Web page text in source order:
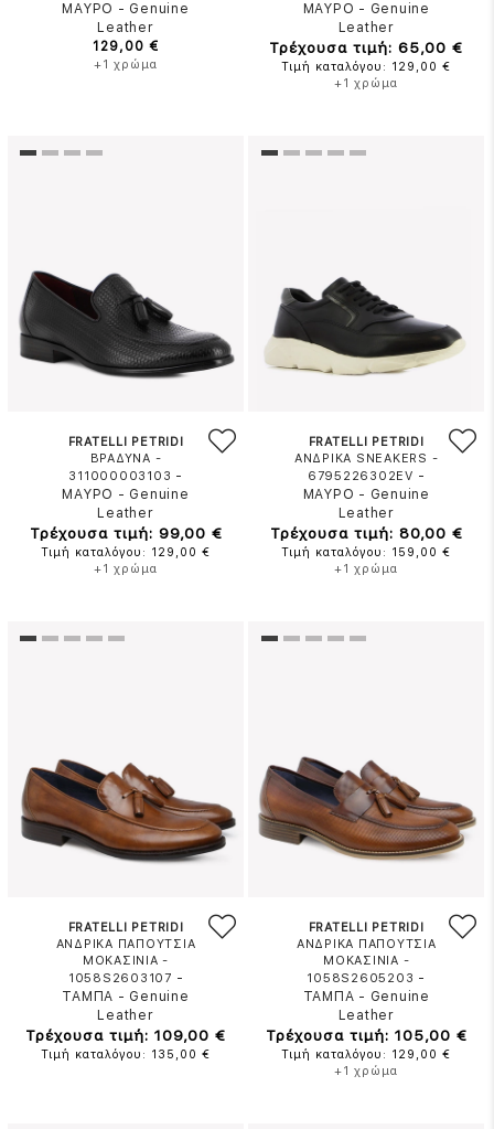
ΜΑΥΡΟ - Genuine
Leather
129,00 €
+1 χρώμα
ΜΑΥΡΟ - Genuine
Leather
Τρέχουσα τιμή: 65,00 €
Τιμή καταλόγου: 129,00 €
+1 χρώμα
FRATELLI PETRIDI
ΒΡΑΔΥΝΑ -
311000003103 -
ΜΑΥΡΟ - Genuine
Leather
Τρέχουσα τιμή: 99,00 €
Τιμή καταλόγου: 129,00 €
+1 χρώμα
FRATELLI PETRIDI
ΑΝΔΡΙΚΑ SNEAKERS -
6795226302EV -
ΜΑΥΡΟ - Genuine
Leather
Τρέχουσα τιμή: 80,00 €
Τιμή καταλόγου: 159,00 €
+1 χρώμα
FRATELLI PETRIDI
ΑΝΔΡΙΚΑ ΠΑΠΟΥΤΣΙΑ
ΜΟΚΑΣΙΝΙΑ -
1058S2603107 -
ΤΑΜΠΑ - Genuine
Leather
Τρέχουσα τιμή: 109,00 €
Τιμή καταλόγου: 135,00 €
FRATELLI PETRIDI
ΑΝΔΡΙΚΑ ΠΑΠΟΥΤΣΙΑ
ΜΟΚΑΣΙΝΙΑ -
1058S2605203 -
ΤΑΜΠΑ - Genuine
Leather
Τρέχουσα τιμή: 105,00 €
Τιμή καταλόγου: 129,00 €
+1 χρώμα